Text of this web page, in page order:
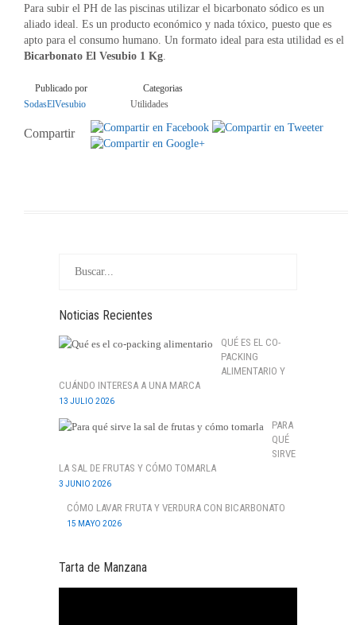
Para subir el PH de las piscinas utilizar el bicarbonato sódico es un
aliado ideal. Es un producto económico y nada tóxico, puesto que es
apto para el consumo humano. Un formato ideal para esta utilidad es el
Bicarbonato El Vesubio 1 Kg.
Publicado por
SodasElVesubio
Categorias
Utilidades
Compartir
Noticias Recientes
QUÉ ES EL CO-
PACKING
ALIMENTARIO Y
CUÁNDO INTERESA A UNA MARCA
13 JULIO 2026
PARA
QUÉ
SIRVE
LA SAL DE FRUTAS Y CÓMO TOMARLA
3 JUNIO 2026
CÓMO LAVAR FRUTA Y VERDURA CON BICARBONATO
15 MAYO 2026
Tarta de Manzana